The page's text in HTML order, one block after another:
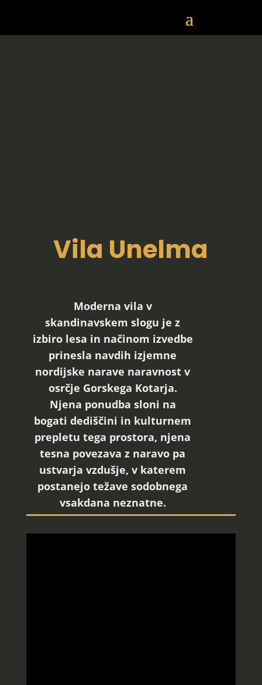
Vila Unelma
Moderna vila v
skandinavskem slogu je z
izbiro lesa in načinom izvedbe
prinesla navdih izjemne
nordijske narave naravnost v
osrčje Gorskega Kotarja.
Njena ponudba sloni na
bogati dediščini in kulturnem
prepletu tega prostora, njena
tesna povezava z naravo pa
ustvarja vzdušje, v katerem
postanejo težave sodobnega
vsakdana neznatne.